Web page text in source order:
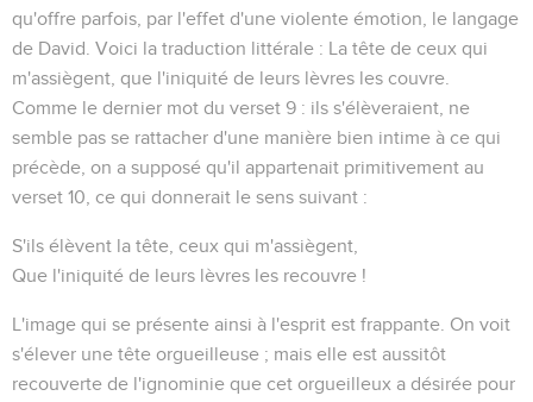
qu'offre parfois, par l'effet d'une violente émotion, le langage
de David. Voici la traduction littérale : La tête de ceux qui
m'assiègent, que l'iniquité de leurs lèvres les couvre
Comme le dernier mot du verset 9 : ils s'élèveraient , ne
semble pas se rattacher d'une manière bien intime à ce qui
précède, on a supposé qu'il appartenait primitivement au
verset 10, ce qui donnerait le sens suivant :
S'ils élèvent la tête, ceux qui m'assiègent,
Que l'iniquité de leurs lèvres les recouvre !
L'image qui se présente ainsi à l'esprit est frappante. On voit
s'élever une tête orgueilleuse ; mais elle est aussitôt
recouverte de l'ignominie que cet orgueilleux a désirée pour